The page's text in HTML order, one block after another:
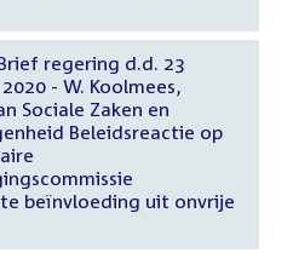
regering d.d. 23
- W. Koolmees,
Sociale Zaken en
Beleidsreactie op
beïnvloeding uit onvrije